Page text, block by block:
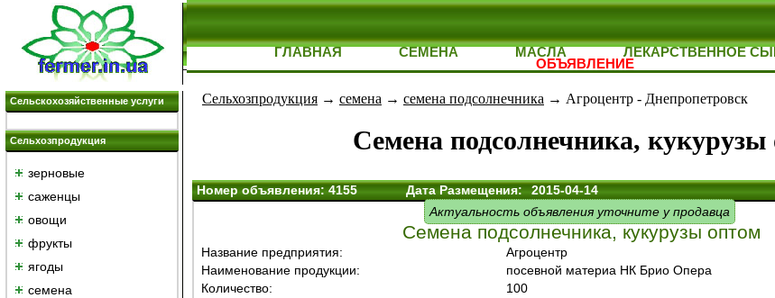
ГЛАВНАЯ СЕМЕНА МАСЛА ЛЕКАРСТВЕННОЕ
ОБЪЯВЛЕНИЕ
Сельскохозяйственные услуги
Сельхозпродукция
зерновые
саженцы
овощи
фрукты
ягоды
семена
Сельхозпродукция → семена → семена подсолнечника → Агроцентр - Днепропетровск
Семена подсолнечника, кукурузы
Номер объявления: 4155 Дата Размещения:
2015-04-14
Актуальность объявления уточните у продавца
Семена подсолнечника, кукурузы оптом
Название предприятия:
Агроцентр
Наименование продукции:
посевной материа НК Брио Опера
Количество:
100